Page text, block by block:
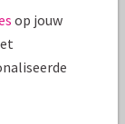
op jouw